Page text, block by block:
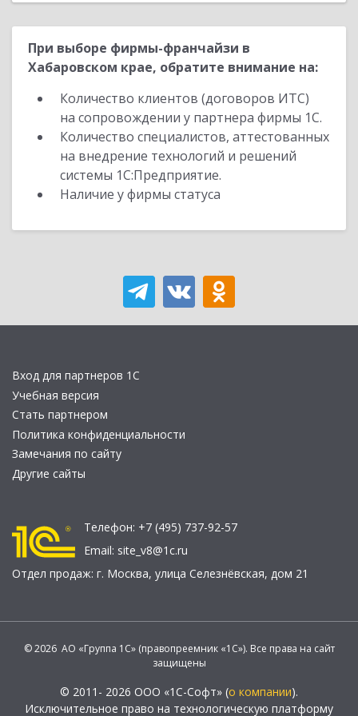
При выборе фирмы-франчайзи в
Хабаровском крае, обратите внимание на:
Количество клиентов (договоров ИТС)
на сопровождении у партнера фирмы 1С.
Количество специалистов, аттестованных
на внедрение технологий и решений
системы 1С:Предприятие.
Наличие у фирмы статуса
Вход для партнеров 1С
Учебная версия
Стать партнером
Политика конфиденциальности
Замечания по сайту
Другие сайты
Телефон: +7 (495) 737-92-57
Email: site_v8@1c.ru
Отдел продаж: г. Москва, улица Селезнёвская, дом 21
© 2026 АО «Группа 1С» (правопреемник «1С»). Все права на сайт
защищены
© 2011- 2026 ООО «1С-Софт» (о компании).
Исключительное право на технологическую платформу